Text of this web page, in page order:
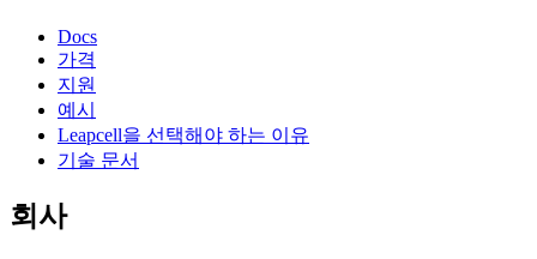
Docs
가격
지원
예시
Leapcell을 선택해야 하는 이유
기술 문서
회사